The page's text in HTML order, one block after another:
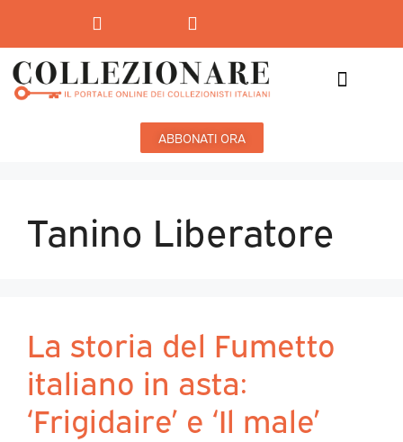
ABBONATI ORA
Tanino Liberatore
La storia del Fumetto
italiano in asta:
‘Frigidaire’ e ‘Il male’